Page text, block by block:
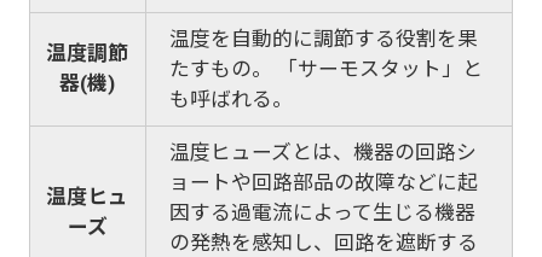
温度調節
器(機)
温度を自動的に調節する役割を果
たすもの。 「サーモスタット」と
も呼ばれる。
温度ヒュ
ーズ
温度ヒューズとは、機器の回路シ
ョートや回路部品の故障などに起
因する過電流によって生じる機器
の発熱を感知し、回路を遮断する